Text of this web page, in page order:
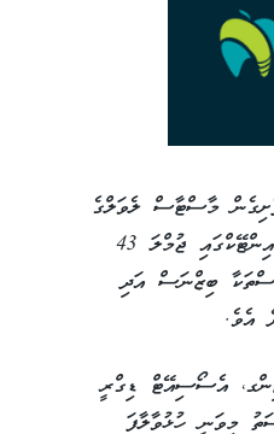
މާސްޓާސް ލެވަލްގެ
ކޯސްތަކުގައި ބައިވެރިވުމުގެ ފުރުސަތު ހުޅުވާލެވިފައިވާ ކަމަށެވެ. އެގޮތުން މި އިންޓޭކްގައި ޖުމްލަ 43
ބިޒްނަސް އަދި
އެވެ.
އެސޯސިއޭޓް ޑިގްރީ
މިވަނީ ހުޅުވާލާފަ